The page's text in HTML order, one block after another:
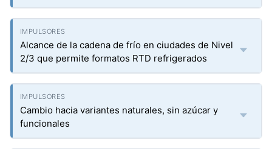
Alcance de la cadena de frío en ciudades de Nivel
2/3 que permite formatos RTD refrigerados
Cambio hacia variantes naturales, sin azúcar y
funcionales